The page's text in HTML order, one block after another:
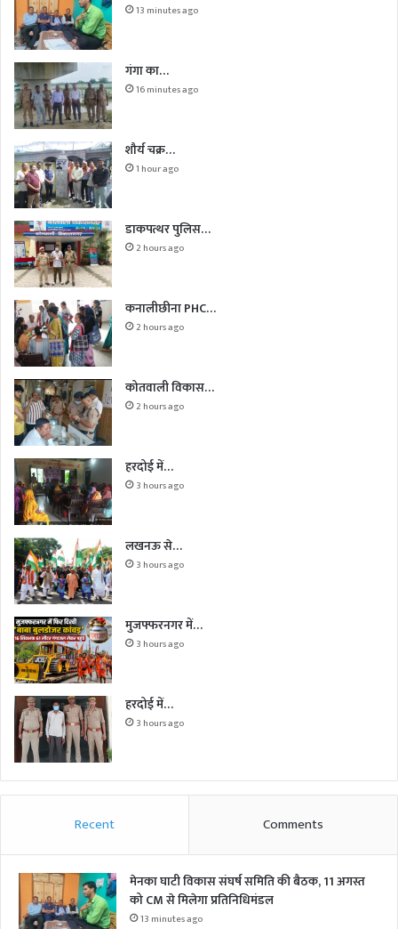
13 minutes ago
गंगा का…
16 minutes ago
शौर्य चक्र…
1 hour ago
डाकपत्थर पुलिस…
2 hours ago
कनालीछीना PHC…
2 hours ago
कोतवाली विकास…
2 hours ago
हरदोई में…
3 hours ago
लखनऊ से…
3 hours ago
मुजफ्फरनगर में…
3 hours ago
हरदोई में…
3 hours ago
Recent Comments
मेनका घाटी विकास संघर्ष समिति की बैठक, 11 अगस्त
को CM से मिलेगा प्रतिनिधिमंडल
13 minutes ago